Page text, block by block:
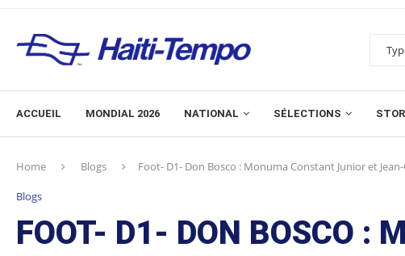
ACCUEIL MONDIAL 2026 NATIONAL SÉLECTIONS
Home Blogs Foot- D1- Don Bosco : Monuma Constant Junior et
Blogs
FOOT- D1- DON BOSCO :